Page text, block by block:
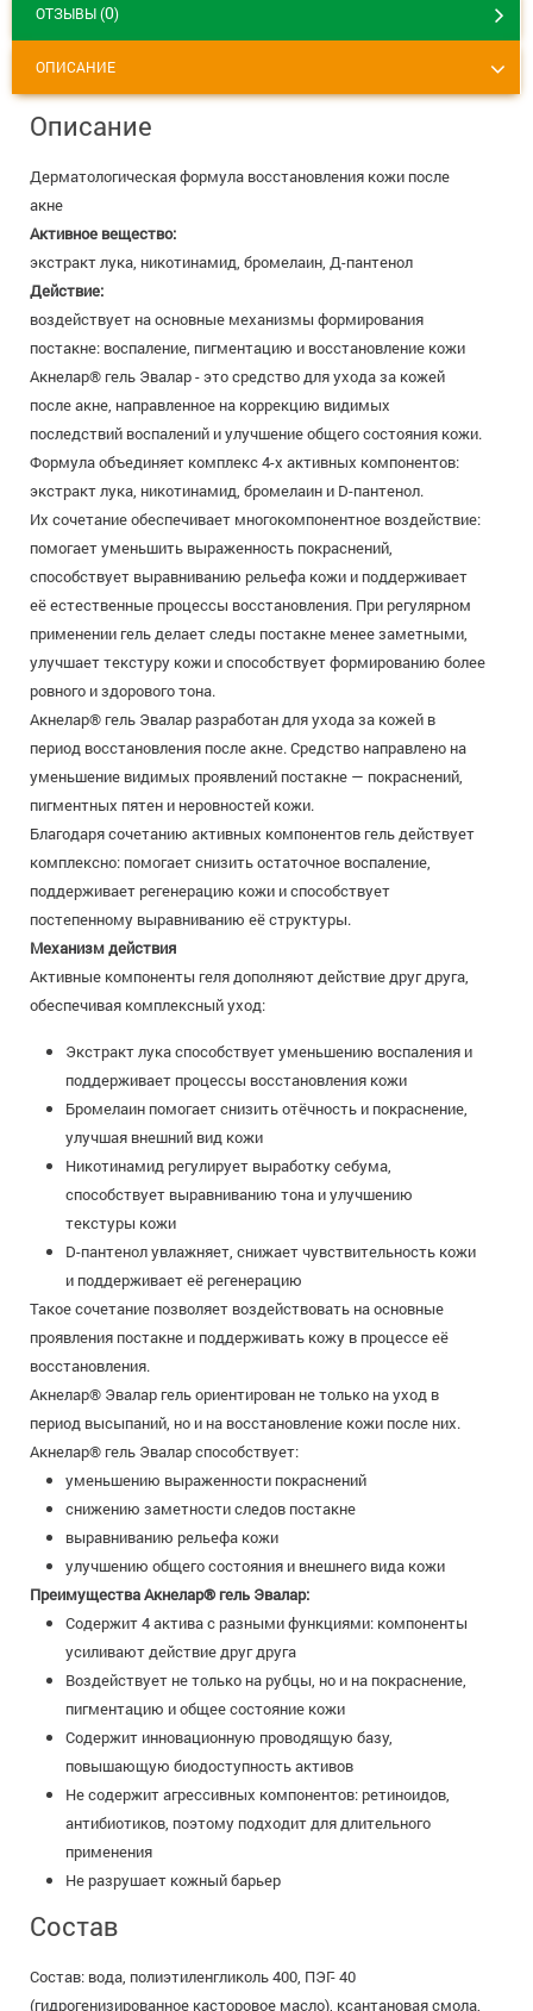
ОТЗЫВЫ (0)
ОПИСАНИЕ
Описание
Дерматологическая формула восстановления кожи после
акне
Активное вещество:
экстракт лука, никотинамид, бромелаин, Д-пантенол
Действие:
воздействует на основные механизмы формирования
постакне: воспаление, пигментацию и восстановление кожи
Акнелар® гель Эвалар - это средство для ухода за кожей
после акне, направленное на коррекцию видимых
последствий воспалений и улучшение общего состояния кожи.
Формула объединяет комплекс 4-х активных компонентов:
экстракт лука, никотинамид, бромелаин и D-пантенол.
Их сочетание обеспечивает многокомпонентное воздействие:
помогает уменьшить выраженность покраснений,
способствует выравниванию рельефа кожи и поддерживает
её естественные процессы восстановления. При регулярном
применении гель делает следы постакне менее заметными,
улучшает текстуру кожи и способствует формированию более
ровного и здорового тона.
Акнелар® гель Эвалар разработан для ухода за кожей в
период восстановления после акне. Средство направлено на
уменьшение видимых проявлений постакне — покраснений,
пигментных пятен и неровностей кожи.
Благодаря сочетанию активных компонентов гель действует
комплексно: помогает снизить остаточное воспаление,
поддерживает регенерацию кожи и способствует
постепенному выравниванию её структуры.
Механизм действия
Активные компоненты геля дополняют действие друг друга,
обеспечивая комплексный уход:
Экстракт лука способствует уменьшению воспаления и
поддерживает процессы восстановления кожи
Бромелаин помогает снизить отёчность и покраснение,
улучшая внешний вид кожи
Никотинамид регулирует выработку себума,
способствует выравниванию тона и улучшению
текстуры кожи
D-пантенол увлажняет, снижает чувствительность кожи
и поддерживает её регенерацию
Такое сочетание позволяет воздействовать на основные
проявления постакне и поддерживать кожу в процессе её
восстановления.
Акнелар® Эвалар гель ориентирован не только на уход в
период высыпаний, но и на восстановление кожи после них.
Акнелар® гель Эвалар способствует:
уменьшению выраженности покраснений
снижению заметности следов постакне
выравниванию рельефа кожи
улучшению общего состояния и внешнего вида кожи
Преимущества Акнелар® гель Эвалар:
Содержит 4 актива с разными функциями: компоненты
усиливают действие друг друга
Воздействует не только на рубцы, но и на покраснение,
пигментацию и общее состояние кожи
Содержит инновационную проводящую базу,
повышающую биодоступность активов
Не содержит агрессивных компонентов: ретиноидов,
антибиотиков, поэтому подходит для длительного
применения
Не разрушает кожный барьер
Состав
Состав: вода, полиэтиленгликоль 400, ПЭГ- 40
(гидрогенизированное касторовое масло), ксантановая смола,